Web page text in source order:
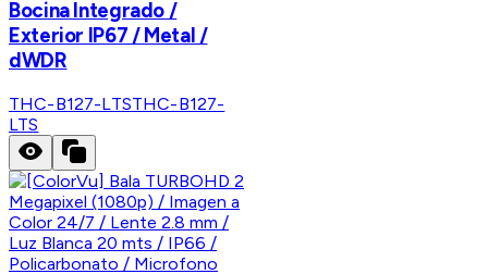
Bocina Integrado /
Exterior IP67 / Metal /
dWDR
THC-B127-LTSTHC-B127-
LTS